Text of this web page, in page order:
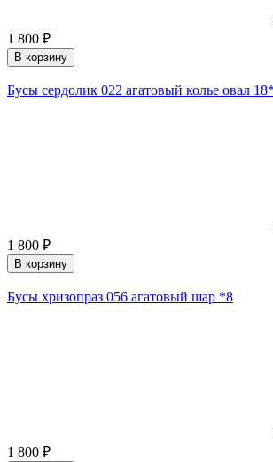
1 800 ₽
В корзину
Бусы сердолик 022 агатовый колье овал
1 800 ₽
В корзину
Бусы хризопраз 056 агатовый шар *8
1 800 ₽